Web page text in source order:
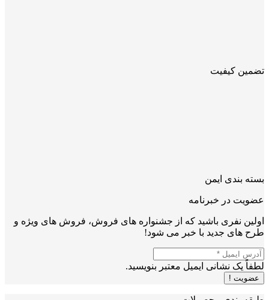
تضمین کیفیت
بسته بندی ایمن
عضویت در خبرنامه
اولین نفری باشید که از جشنواره های فروش، فروش های ویژه و
طرح های جدید با خبر می شود!
لطفاً یک نشانی ایمیل معتبر بنویسید.
عضویت !